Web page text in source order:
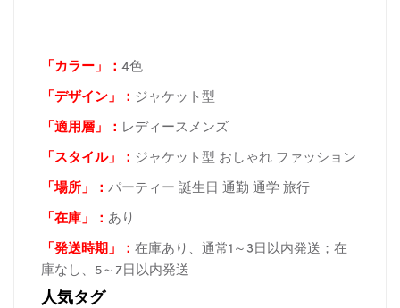
「カラー」： 4色
「デザイン」
： ジャケット型
「適用層」： レディースメンズ
「スタイル」： ジャケット型 おしゃれ ファッション
「場所 」： パーティー 誕生日 通勤 通学 旅行
「在庫 」： あり
「発送時期 」： 在庫あり、通常1～3日以内発送；在
庫なし、5～7日以内発送
人気タグ